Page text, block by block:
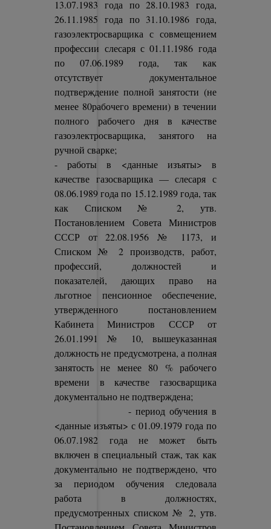
13.07.1983 года по 28.10.1983 года,
26.11.1985 года по 31.10.1986 года,
газоэлектросварщика с совмещением
профессии слесаря с 01.11.1986 года
по 07.06.1989 года, так как
отсутствует документальное
подтверждение полной занятости (не
менее 80рабочего времени) в течении
полного рабочего дня в качестве
газоэлектросварщика, занятого на
ручной сварке;
- работы в <данные изъяты> в
качестве газосварщика — слесаря с
08.06.1989 года по 15.12.1989 года, так
как Списком № 2, утв.
Постановлением Совета Министров
СССР от 22.08.1956 № 1173, и
Списком № 2 производств, работ,
профессий, должностей и
показателей, дающих право на
льготное пенсионное обеспечение,
утвержденного постановлением
Кабинета Министров СССР от
26.01.1991 № 10, вышеуказанная
должность не предусмотрена, а полная
занятость не менее 80 % рабочего
времени в качестве газосварщика
документально не подтверждена;
- период обучения в
<данные изъяты> с 01.09.1979 года по
06.07.1982 года не может быть
включен в специальный стаж, так как
документально не подтверждено, что
за периодом обучения следовала
работа в должностях,
предусмотренных списком № 2, утв.